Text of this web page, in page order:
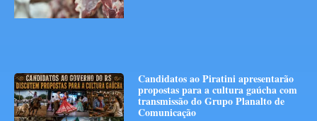
Candidatos ao Piratini apresentarão
propostas para a cultura gaúcha com
transmissão do Grupo Planalto de
Comunicação